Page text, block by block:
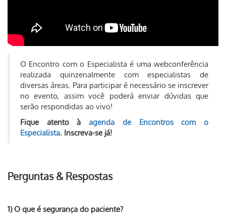
O Encontro com o Especialista é uma webconferência
realizada quinzenalmente com especialistas de
diversas áreas. Para participar é necessário se inscrever
no evento, assim você poderá enviar dúvidas que
serão respondidas ao vivo!
Fique atento àagenda de Encontros com o
Especialista. Inscreva-se já!
Perguntas & Respostas
1) O que é segurança do paciente?